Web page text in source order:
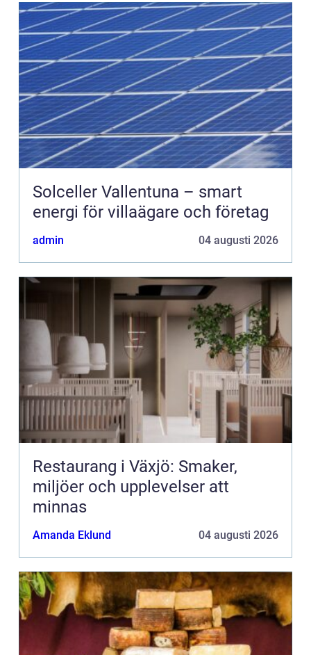
Solceller Vallentuna – smart
energi för villaägare och företag
admin 04 augusti 2026
Restaurang i Växjö: Smaker,
miljöer och upplevelser att
minnas
Amanda Eklund 04 augusti 2026